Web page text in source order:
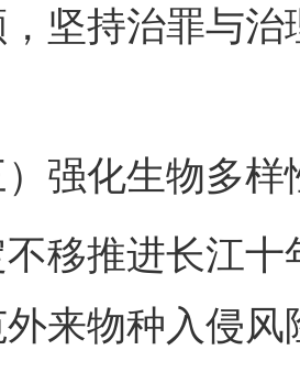
坚持治罪与
化生物多样
推进长江十
来物种入侵